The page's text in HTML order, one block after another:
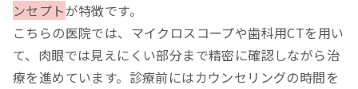
ンセプトが特徴です。
こちらの医院では、マイクロスコープや歯科用CTを用い
て、肉眼では見えにくい部分まで精密に確認しながら治
療を進めています。診療前にはカウンセリングの時間を